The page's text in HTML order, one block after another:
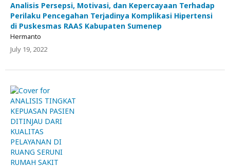
Analisis Persepsi, Motivasi, dan Kepercayaan Terhadap
Perilaku Pencegahan Terjadinya Komplikasi Hipertensi
di Puskesmas RAAS Kabupaten Sumenep
Hermanto
July 19, 2022